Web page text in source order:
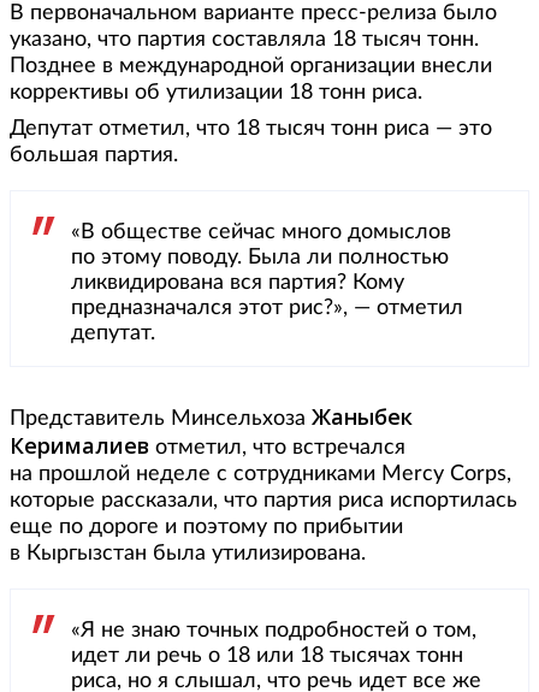
В первоначальном варианте пресс-релиза было
указано, что партия составляла 18 тысяч тонн.
Позднее в международной организации внесли
коррективы об утилизации 18 тонн риса.
Депутат отметил, что 18 тысяч тонн риса — это
большая партия.
«В обществе сейчас много домыслов
по этому поводу. Была ли полностью
ликвидирована вся партия? Кому
предназначался этот рис?», — отметил
депутат.
Представитель Минсельхоза Жаныбек
Керималиев отметил, что встречался
на прошлой неделе с сотрудниками Mercy Corps,
которые рассказали, что партия риса испортилась
еще по дороге и поэтому по прибытии
в Кыргызстан была утилизирована.
«Я не знаю точных подробностей о том,
идет ли речь о 18 или 18 тысячах тонн
риса, но я слышал, что речь идет все же